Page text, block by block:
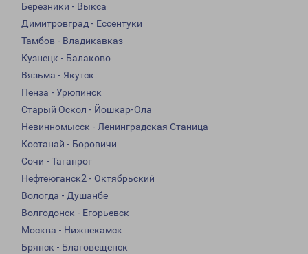
Березники - Выкса
Димитровград - Ессентуки
Тамбов - Владикавказ
Кузнецк - Балаково
Вязьма - Якутск
Пенза - Урюпинск
Старый Оскол - Йошкар-Ола
Невинномысск - Ленинградская Станица
Костанай - Боровичи
Сочи - Таганрог
Нефтеюганск2 - Октябрьский
Вологда - Душанбе
Волгодонск - Егорьевск
Москва - Нижнекамск
Брянск - Благовещенск